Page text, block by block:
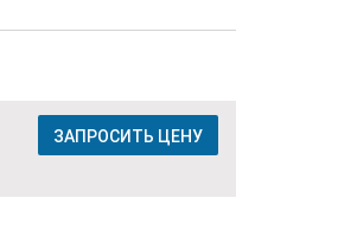
ЗАПРОСИТЬ ЦЕНУ